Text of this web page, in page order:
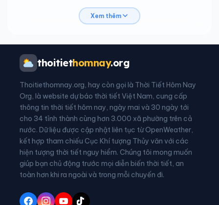
Xã Mường Khoa
Xã Mường Tè
Xã Nậm Cuổi
Xã Nậm Mạ Xã Nậm Sỏ
Xã Nậm Tăm Xã Pa Tần
Xã Pa Ủ Xã Pắc Ta
Xã Phong Thổ Xã Pu Sam Cáp
Xã Sì Lở Lầu Xã Sìn Hồ
Xã Sin Suối Hồ
Xem thêm
thoitiethomnay.org
Thoitiethomnay.org, hay còn gọi là Thời Tiết Hôm Nay
Org, là website dự báo thời tiết Việt Nam, cung cấp
thông tin thời tiết hôm nay, ngày mai và 30 ngày tới
cho 34 tỉnh thành cùng hơn 3.000 xã phường trên cả
nước. Dữ liệu được cập nhật liên tục từ OpenWeather,
kết hợp tham chiếu Cục Khí tượng Thủy văn với các
hiện tượng thời tiết nguy hiểm. Chúng tôi mong muốn
giúp bạn chủ động trước mọi diễn biến thời tiết, an
toàn hơn khi ra ngoài và trong mỗi chuyến đi.